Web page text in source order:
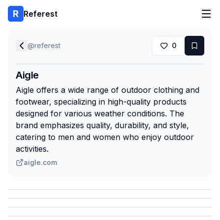
Referest
@referest 0
Aigle
Aigle offers a wide range of outdoor clothing and
footwear, specializing in high-quality products
designed for various weather conditions. The
brand emphasizes quality, durability, and style,
catering to men and women who enjoy outdoor
activities.
aigle.com
Сохранить
Сохранить
Сохранить
Сохранить
Сохранить